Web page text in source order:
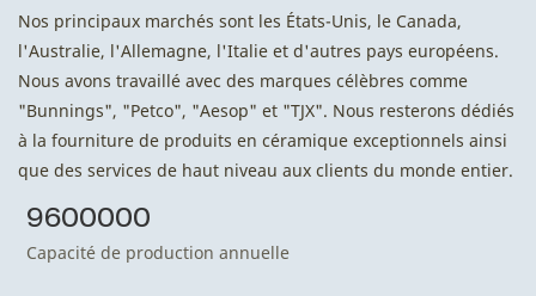
Nos principaux marchés sont les États-Unis, le Canada,
l'Australie, l'Allemagne, l'Italie et d'autres pays européens.
Nous avons travaillé avec des marques célèbres comme
"Bunnings", "Petco", "Aesop" et "TJX". Nous resterons dédiés
à la fourniture de produits en céramique exceptionnels ainsi
que des services de haut niveau aux clients du monde entier.
9600000
Capacité de production annuelle